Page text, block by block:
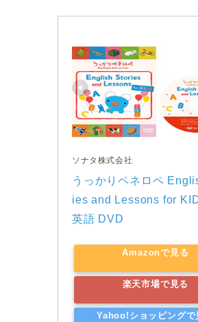
ソナタ株式会社
うっかりペネロペ
ies and Lessons for
英語 DVD
Amazonで見る
楽天市場で見る
Yahoo!ショッピングで